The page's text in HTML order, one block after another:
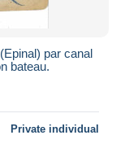
par canal
bateau.
Private individual